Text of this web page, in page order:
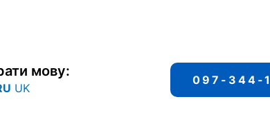
мову:
UK
097-344-